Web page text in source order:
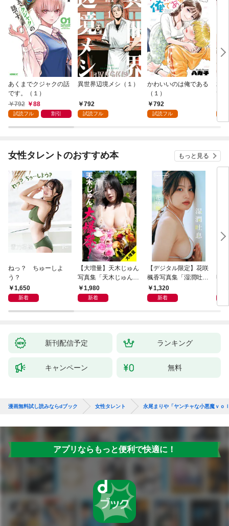
あくまでクジャクの話
です。（１）
792
88
試読フル 割引
異世界辺境メシ（１）
792
試読フル
かわいいのは俺である
（１）
792
試読フル
君
て
女性タレントのおすすめ本 もっと見る
ねっ？ ちゅーしよ
う？
1,650
新着
【大増量】天木じゅん
写真集「天木じゅん大
爆発！」
1,980
新着
【デジタル限定】花咲
楓香写真集「湿潤吐
息」1,320
新着
明
－」
新刊配信予定 ランキング
キャンペーン 無料
漫画無料試し読みならdブック 女性タレント 永尾まりや「ヤンチャな小悪魔ｖ
アプリならもっと便利で快適に！